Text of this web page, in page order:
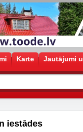
Karte Jautājumi
iestādes